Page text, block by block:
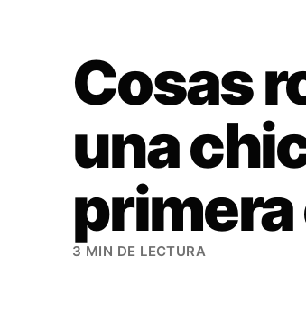
Cosas
una
3 MIN DE LECTURA